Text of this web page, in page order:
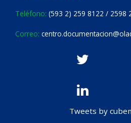
Teléfono: (593 2) 259 8122 / 2598
Correo:
Tweets by